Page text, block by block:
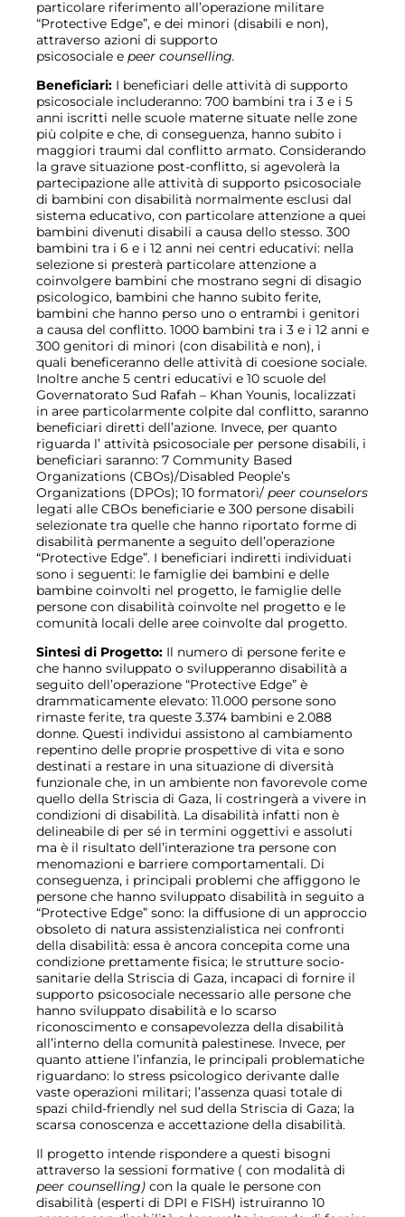
particolare riferimento all’operazione militare
“Protective Edge”, e dei minori (disabili e non),
attraverso azioni di supporto
psicosociale e peer counselling.
Beneficiari: I beneficiari delle attività di supporto
psicosociale includeranno: 700 bambini tra i 3 e i 5
anni iscritti nelle scuole materne situate nelle zone
più colpite e che, di conseguenza, hanno subito i
maggiori traumi dal conflitto armato. Considerando
la grave situazione post-conflitto, si agevolerà la
partecipazione alle attività di supporto psicosociale
di bambini con disabilità normalmente esclusi dal
sistema educativo, con particolare attenzione a quei
bambini divenuti disabili a causa dello stesso. 300
bambini tra i 6 e i 12 anni nei centri educativi: nella
selezione si presterà particolare attenzione a
coinvolgere bambini che mostrano segni di disagio
psicologico, bambini che hanno subito ferite,
bambini che hanno perso uno o entrambi i genitori
a causa del conflitto. 1000 bambini tra i 3 e i 12 anni e
300 genitori di minori (con disabilità e non), i
quali beneficeranno delle attività di coesione sociale.
Inoltre anche 5 centri educativi e 10 scuole del
Governatorato Sud Rafah – Khan Younis, localizzati
in aree particolarmente colpite dal conflitto, saranno
beneficiari diretti dell’azione. Invece, per quanto
riguarda l’ attività psicosociale per persone disabili, i
beneficiari saranno: 7 Community Based
Organizations (CBOs)/Disabled People’s
Organizations (DPOs); 10 formatori/ peer counselors
legati alle CBOs beneficiarie e 300 persone disabili
selezionate tra quelle che hanno riportato forme di
disabilità permanente a seguito dell’operazione
“Protective Edge”. I beneficiari indiretti individuati
sono i seguenti: le famiglie dei bambini e delle
bambine coinvolti nel progetto, le famiglie delle
persone con disabilità coinvolte nel progetto e le
comunità locali delle aree coinvolte dal progetto.
Sintesi di Progetto: Il numero di persone ferite e
che hanno sviluppato o svilupperanno disabilità a
seguito dell’operazione “Protective Edge” è
drammaticamente elevato: 11.000 persone sono
rimaste ferite, tra queste 3.374 bambini e 2.088
donne. Questi individui assistono al cambiamento
repentino delle proprie prospettive di vita e sono
destinati a restare in una situazione di diversità
funzionale che, in un ambiente non favorevole come
quello della Striscia di Gaza, li costringerà a vivere in
condizioni di disabilità. La disabilità infatti non è
delineabile di per sé in termini oggettivi e assoluti
ma è il risultato dell’interazione tra persone con
menomazioni e barriere comportamentali. Di
conseguenza, i principali problemi che affiggono le
persone che hanno sviluppato disabilità in seguito a
“Protective Edge” sono: la diffusione di un approccio
obsoleto di natura assistenzialistica nei confronti
della disabilità: essa è ancora concepita come una
condizione prettamente fisica; le strutture socio-
sanitarie della Striscia di Gaza, incapaci di fornire il
supporto psicosociale necessario alle persone che
hanno sviluppato disabilità e lo scarso
riconoscimento e consapevolezza della disabilità
all’interno della comunità palestinese. Invece, per
quanto attiene l’infanzia, le principali problematiche
riguardano: lo stress psicologico derivante dalle
vaste operazioni militari; l’assenza quasi totale di
spazi child-friendly nel sud della Striscia di Gaza; la
scarsa conoscenza e accettazione della disabilità.
Il progetto intende rispondere a questi bisogni
attraverso la sessioni formative ( con modalità di
peer counselling) con la quale le persone con
disabilità (esperti di DPI e FISH) istruiranno 10